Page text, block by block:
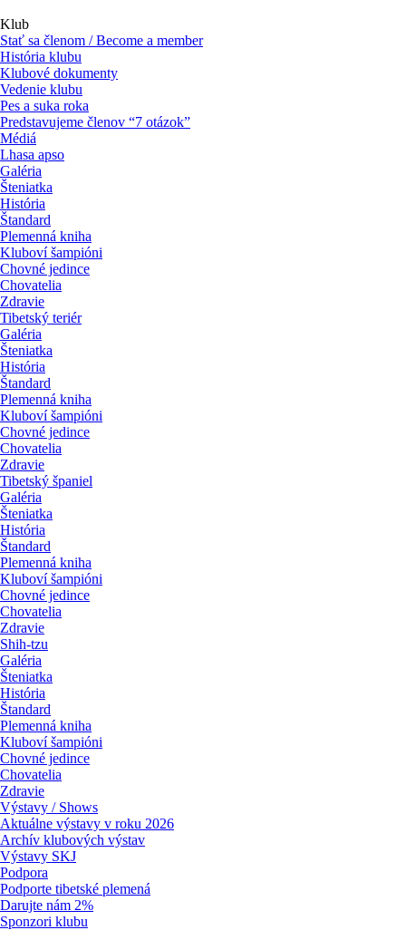
Klub
Stať sa členom / Become a member
História klubu
Klubové dokumenty
Vedenie klubu
Pes a suka roka
Predstavujeme členov “7 otázok”
Médiá
Lhasa apso
Galéria
Šteniatka
História
Štandard
Plemenná kniha
Kluboví šampióni
Chovné jedince
Chovatelia
Zdravie
Tibetský teriér
Galéria
Šteniatka
História
Štandard
Plemenná kniha
Kluboví šampióni
Chovné jedince
Chovatelia
Zdravie
Tibetský španiel
Galéria
Šteniatka
História
Štandard
Plemenná kniha
Kluboví šampióni
Chovné jedince
Chovatelia
Zdravie
Shih-tzu
Galéria
Šteniatka
História
Štandard
Plemenná kniha
Kluboví šampióni
Chovné jedince
Chovatelia
Zdravie
Výstavy / Shows
Aktuálne výstavy v roku 2026
Archív klubových výstav
Výstavy SKJ
Podpora
Podporte tibetské plemená
Darujte nám 2%
Sponzori klubu